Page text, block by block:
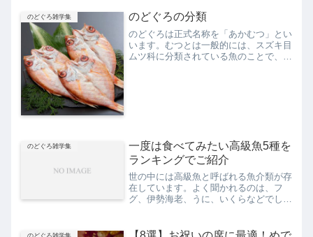
のどぐろ雑学集 のどぐろの分類
のどぐろは正式名称を「あかむつ」とい
います。むつとは一般的には、スズキ目
ムツ科に分類されている魚のことで、本
のどぐろ雑学集
一度は食べてみたい高級魚5種を
ランキングでご紹介
世の中には高級魚と呼ばれる魚介類が存
在しています。よく聞かれるのは、フ
グ、伊勢海老、うに、いくらなどでしょ
えば青森県大間町で水揚げされるクロマ
のどぐろ雑学集